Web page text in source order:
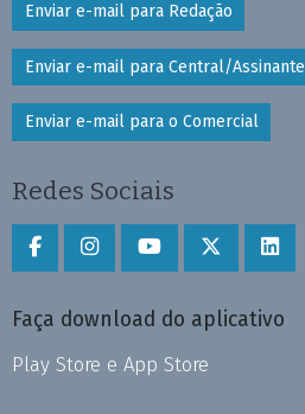
Enviar e-mail para Redação
Enviar e-mail para Central/Assinante
Enviar e-mail para o Comercial
Redes Sociais
Faça download do aplicativo
Play Store e App Store